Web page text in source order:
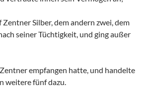
Silber, dem andern zwei, dem
seiner Tüchtigkeit, und ging außer
empfangen hatte, und handelte
weitere fünf dazu.